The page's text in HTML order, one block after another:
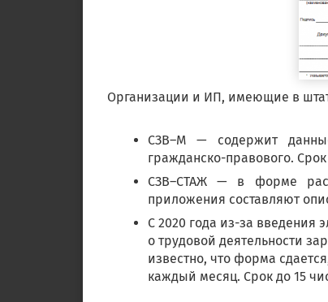
Организации и ИП, имеющие в
СЗВ–М — содержит
гражданско-правового.
СЗВ–СТАЖ — в форме
приложения составляют
С 2020 года из-за
о трудовой деятельности
известно, что форма
каждый месяц. Срок до 15